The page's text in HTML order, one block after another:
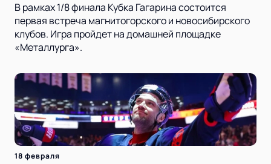
В рамках 1/8 финала Кубка Гагарина состоится
первая встреча магнитогорского и новосибирского
клубов. Игра пройдет на домашней площадке
«Металлурга».
18 февраля